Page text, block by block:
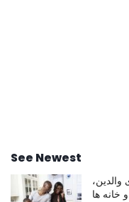
See Newest
والدین،
خانه ها